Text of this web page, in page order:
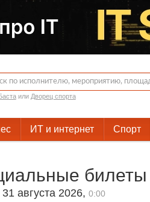
или Дворец спорта
ИТ и интернет Спорт
августа 2026, 0:00